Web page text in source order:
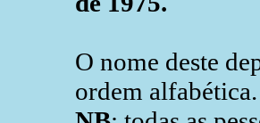
O nome deste
ordem alfabética.